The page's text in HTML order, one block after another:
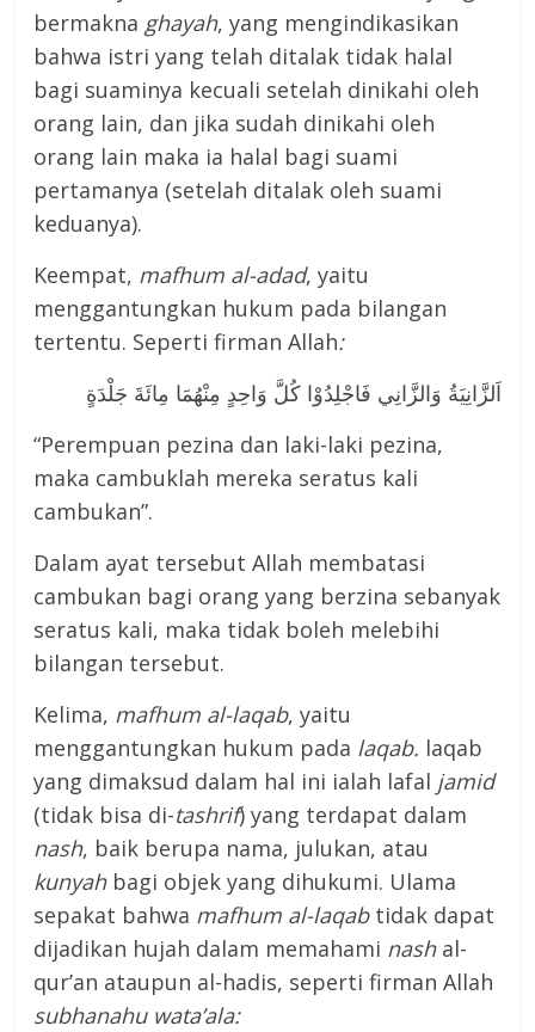
bermakna ghayah, yang mengindikasikan
bahwa istri yang telah ditalak tidak halal
bagi suaminya kecuali setelah dinikahi oleh
orang lain, dan jika sudah dinikahi oleh
orang lain maka ia halal bagi suami
pertamanya (setelah ditalak oleh suami
keduanya).
Keempat, mafhum al-adad, yaitu
menggantungkan hukum pada bilangan
tertentu. Seperti firman Allah:
اَلزَّانِيَةُ وَالزَّانِي فَاجْلِدُوْا كُلَّ وَاحِدٍ مِنْهُمَا مِائَةَ جَلْدَةٍ
“Perempuan pezina dan laki-laki pezina,
maka cambuklah mereka seratus kali
cambukan”.
Dalam ayat tersebut Allah membatasi
cambukan bagi orang yang berzina sebanyak
seratus kali, maka tidak boleh melebihi
bilangan tersebut.
Kelima, mafhum al-laqab, yaitu
menggantungkan hukum pada laqab. laqab
yang dimaksud dalam hal ini ialah lafal jamid
(tidak bisa di-tashrif) yang terdapat dalam
nash, baik berupa nama, julukan, atau
kunyahbagi objek yang dihukumi. Ulama
sepakat bahwa mafhum al-laqabtidak dapat
dijadikan hujah dalam memahami nashal-
qur’an ataupun al-hadis, seperti firman Allah
subhanahu wata’ala: